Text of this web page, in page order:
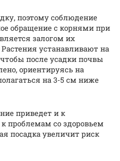
поэтому соблюдение
обращение с корнями при
залогом их
устанавливают на
после усадки почвы
ориентируясь на
на 3-5 см ниже
приведет и к
проблемам со здоровьем
посадка увеличит риск